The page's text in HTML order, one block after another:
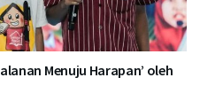
Menuju Harapan’ oleh